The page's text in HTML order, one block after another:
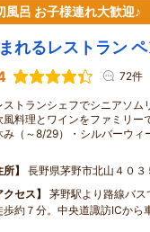
呂 お子様連れ大歓迎♪
れるレストラン
72件
ストランシェフでシニアソム
風料理とワインをファミリ
み（～8/29）・シルバーウィ
所
長野県茅野市北山４０３
クセス
茅野駅より路線バ
歩約７分。中央道諏訪ICから